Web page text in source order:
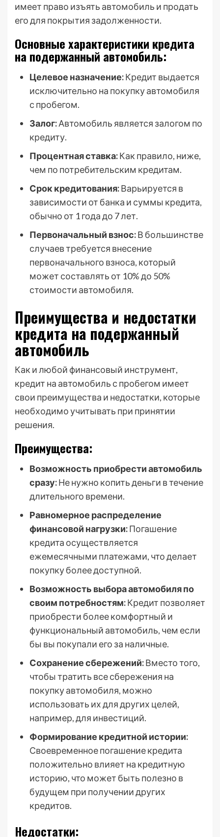
имеет право изъять автомобиль и продать
его для покрытия задолженности.
Основные характеристики кредита
на подержанный автомобиль:
Целевое назначение:Кредит выдается
исключительно на покупку автомобиля
с пробегом.
Залог:Автомобиль является залогом по
кредиту.
Процентная ставка:Как правило, ниже,
чем по потребительским кредитам.
Срок кредитования:Варьируется в
зависимости от банка и суммы кредита,
обычно от 1 года до 7 лет.
Первоначальный взнос:В большинстве
случаев требуется внесение
первоначального взноса, который
может составлять от 10% до 50%
стоимости автомобиля.
Преимущества и недостатки
кредита на подержанный
автомобиль
Как и любой финансовый инструмент,
кредит на автомобиль с пробегом имеет
свои преимущества и недостатки, которые
необходимо учитывать при принятии
решения.
Преимущества:
Возможность приобрести автомобиль
сразу:Не нужно копить деньги в течение
длительного времени.
Равномерное распределение
финансовой нагрузки:Погашение
кредита осуществляется
ежемесячными платежами, что делает
покупку более доступной.
Возможность выбора автомобиля по
своим потребностям:Кредит позволяет
приобрести более комфортный и
функциональный автомобиль, чем если
бы вы покупали его за наличные.
Сохранение сбережений:Вместо того,
чтобы тратить все сбережения на
покупку автомобиля, можно
использовать их для других целей,
например, для инвестиций.
Формирование кредитной истории:
Своевременное погашение кредита
положительно влияет на кредитную
историю, что может быть полезно в
будущем при получении других
кредитов.
Недостатки: